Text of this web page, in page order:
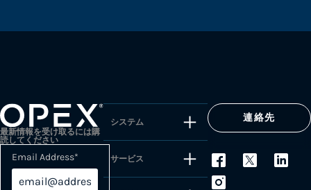
最新情報を受け取るには購
読してください
Email Address*
システム
サービス
連絡先